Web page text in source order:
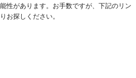
性があります。お手数ですが、下記のリン
お探しください。